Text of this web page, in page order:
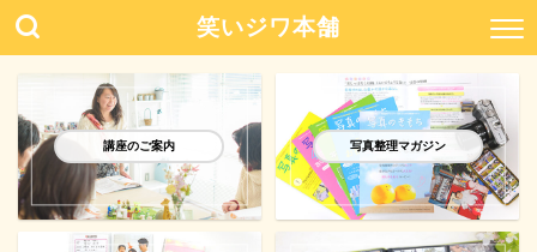
笑いジワ本舗
講座のご案内 写真整理マガジン